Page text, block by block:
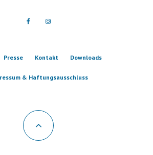
Presse Kontakt Downloads
& Haftungsausschluss